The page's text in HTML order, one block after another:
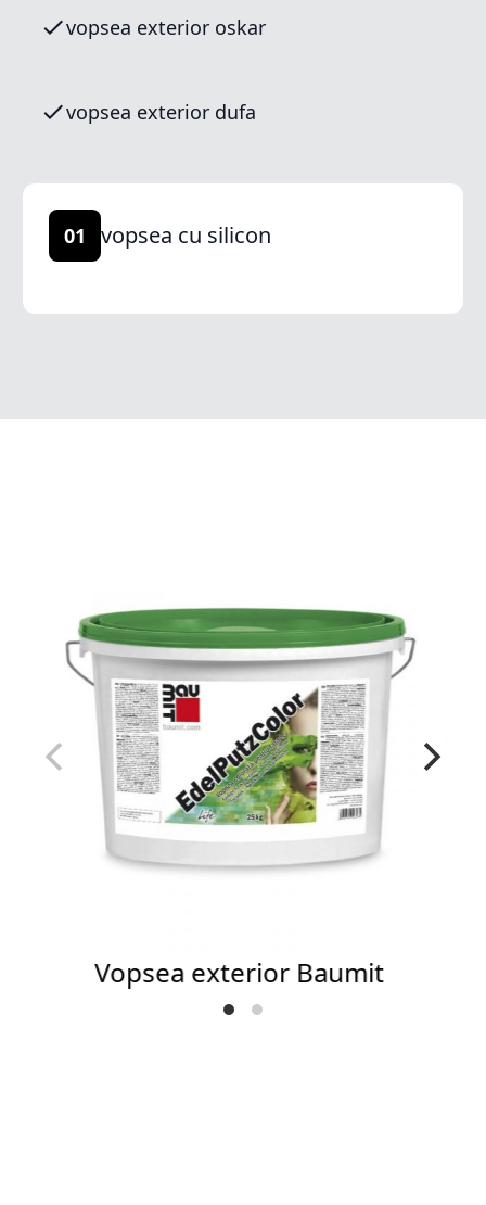
vopsea exterior oskar
vopsea exterior dufa
01 vopsea cu silicon
Vopsea exterior Baumit